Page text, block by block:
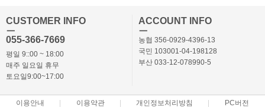
CUSTOMER INFO
ㅡ
055-366-7669
평일 9::00 ~ 18:00
매주 일요일 휴무
토요일9:00~17:00
ACCOUNT INFO
ㅡ
농협 356-0929-4396-13
국민 103001-04-198128
부산 033-12-078990-5
이용안내 이용약관 개인정보처리방침 PC버전